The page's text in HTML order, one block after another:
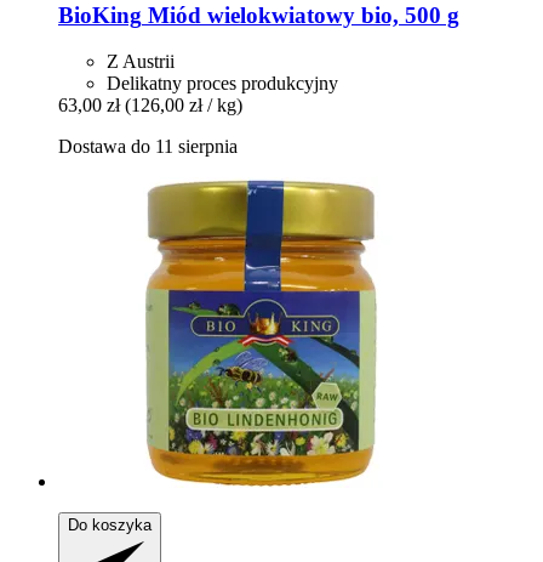
BioKing Miód wielokwiatowy bio, 500 g
Z Austrii
Delikatny proces produkcyjny
63,00 zł (126,00 zł / kg)
Dostawa do 11 sierpnia
Do koszyka